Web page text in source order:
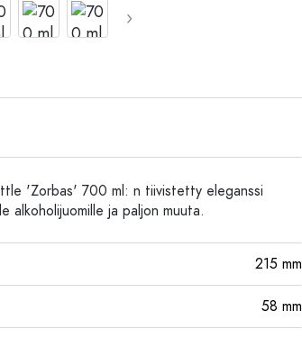
'Zorbas' 700 ml: n tiivistetty eleganssi
alkoholijuomille ja paljon muuta.
215 mm
58 mm